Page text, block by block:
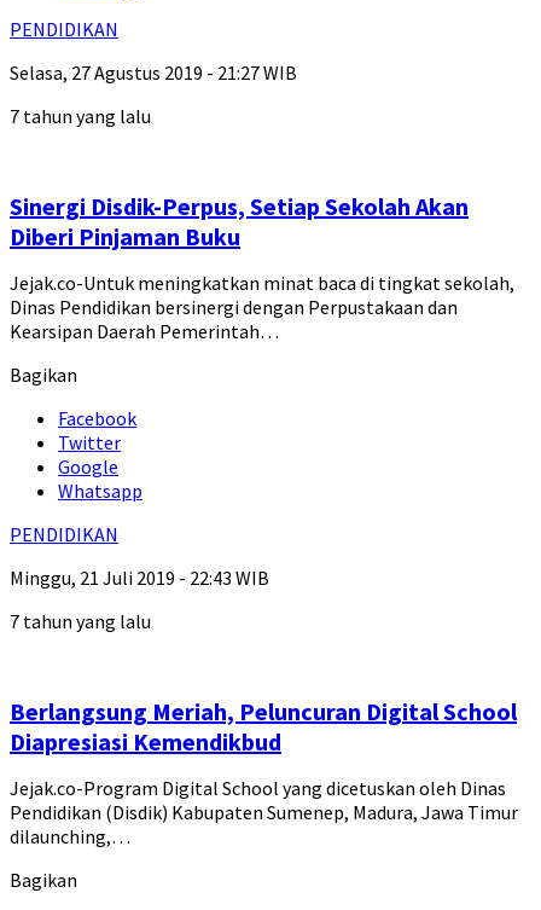
PENDIDIKAN
Selasa, 27 Agustus 2019 - 21:27 WIB
7 tahun yang lalu
Sinergi Disdik-Perpus, Setiap Sekolah Akan
Diberi Pinjaman Buku
Jejak.co-Untuk meningkatkan minat baca di tingkat sekolah,
Dinas Pendidikan bersinergi dengan Perpustakaan dan
Kearsipan Daerah Pemerintah…
Bagikan
Facebook
Twitter
Google
Whatsapp
PENDIDIKAN
Minggu, 21 Juli 2019 - 22:43 WIB
7 tahun yang lalu
Berlangsung Meriah, Peluncuran Digital School
Diapresiasi Kemendikbud
Jejak.co-Program Digital School yang dicetuskan oleh Dinas
Pendidikan (Disdik) Kabupaten Sumenep, Madura, Jawa Timur
dilaunching,…
Bagikan